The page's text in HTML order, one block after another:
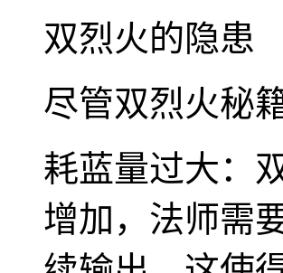
双烈火的隐患
尽管双烈火秘
耗蓝量过大：
增加，法师需